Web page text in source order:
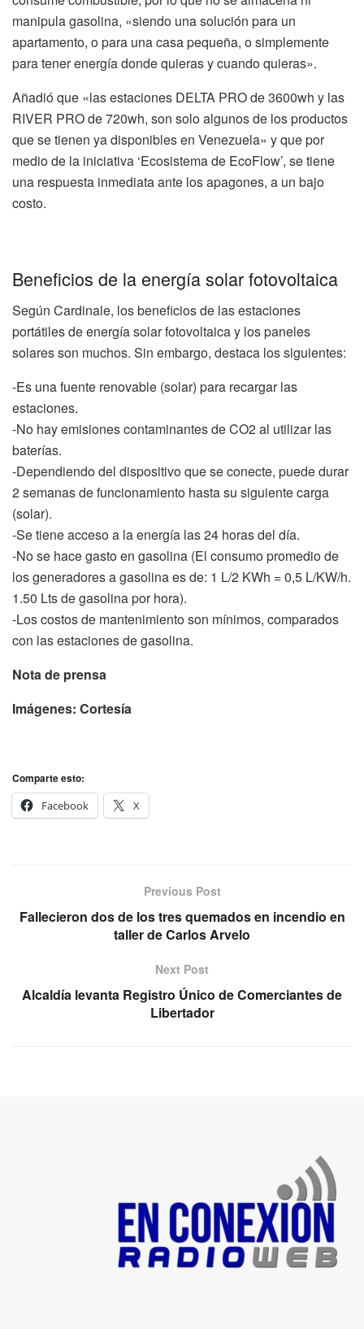
manipula gasolina, «siendo una solución para un
apartamento, o para una casa pequeña, o simplemente
para tener energía donde quieras y cuando quieras».
Añadió que «las estaciones DELTA PRO de 3600wh y las
RIVER PRO de 720wh, son solo algunos de los productos
que se tienen ya disponibles en Venezuela» y que por
medio de la iniciativa ‘Ecosistema de EcoFlow’, se tiene
una respuesta inmediata ante los apagones, a un bajo
costo.
Beneficios de la energía solar fotovoltaica
Según Cardinale, los beneficios de las estaciones
portátiles de energía solar fotovoltaica y los paneles
solares son muchos. Sin embargo, destaca los siguientes:
-Es una fuente renovable (solar) para recargar las
estaciones.
-No hay emisiones contaminantes de CO2 al utilizar las
baterías.
-Dependiendo del dispositivo que se conecte, puede durar
2 semanas de funcionamiento hasta su siguiente carga
(solar).
-Se tiene acceso a la energía las 24 horas del día.
-No se hace gasto en gasolina (El consumo promedio de
los generadores a gasolina es de: 1 L/2 KWh = 0,5 L/KW/h.
1.50 Lts de gasolina por hora).
-Los costos de mantenimiento son mínimos, comparados
con las estaciones de gasolina.
Nota de prensa
Imágenes: Cortesía
Comparte esto:
Facebook
X
Previous Post
Fallecieron dos de los tres quemados en incendio en
taller de Carlos Arvelo
Next Post
Alcaldía levanta Registro Único de Comerciantes de
Libertador